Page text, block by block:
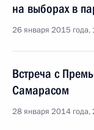
на выборах в
26 января 2015 года,
Встреча с
Самарасом
28 января 2014 года,